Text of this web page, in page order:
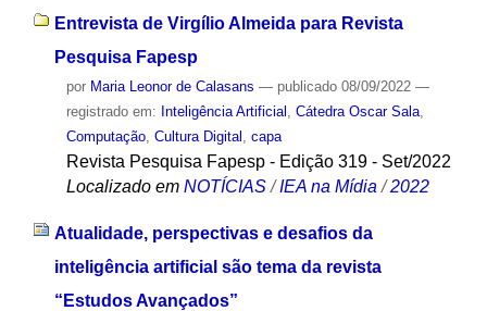
Entrevista de Virgílio Almeida para Revista
Pesquisa Fapesp
por Maria Leonor de Calasans — publicado08/09/2022 —
registrado em: Inteligência Artificial Cátedra Oscar Sala,
Computação, Cultura Digital capa
Revista Pesquisa Fapesp - Edição 319 - Set/2022
Localizado em NOTÍCIAS /IEA na Mídia /2022
Atualidade, perspectivas e desafios da
inteligência artificial são tema da revista
“Estudos Avançados”